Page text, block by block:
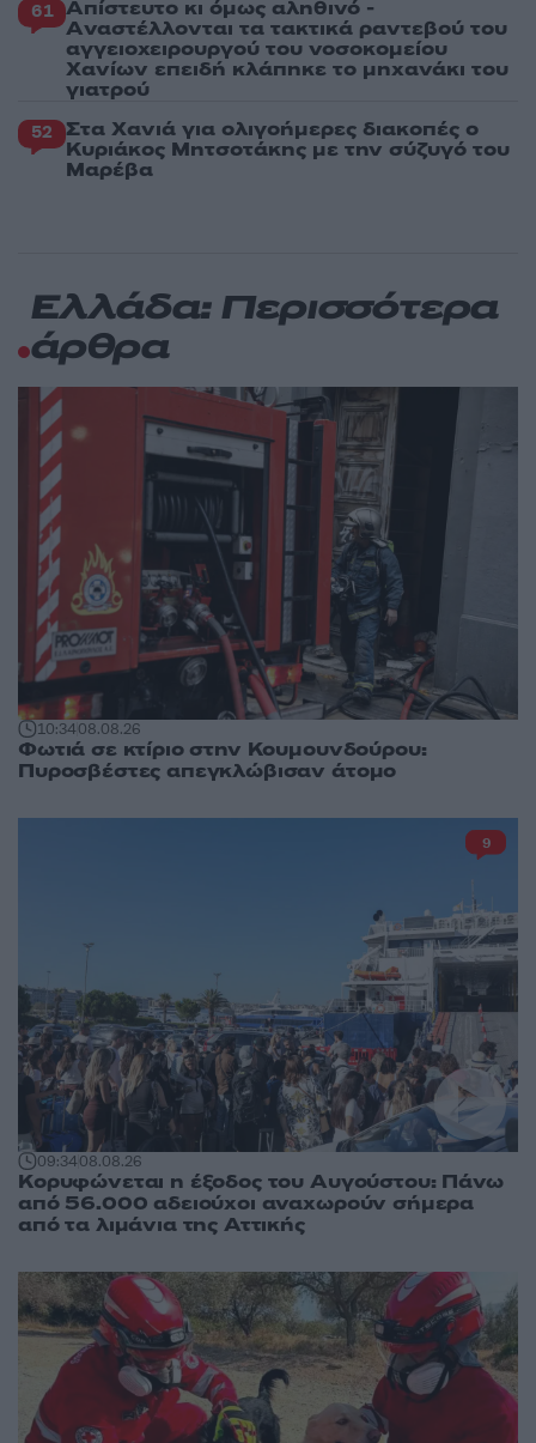
61 Απίστευτο κι όμως αληθινό -
Aναστέλλονται τα τακτικά ραντεβού του
αγγειοχειρουργού του νοσοκομείου
Χανίων επειδή κλάπηκε το μηχανάκι του
γιατρού
52 Στα Χανιά για ολιγοήμερες διακοπές ο
Κυριάκος Μητσοτάκης με την σύζυγό του
Μαρέβα
Ελλάδα: Περισσότερα
άρθρα
10:3408.08.26
Φωτιά σε κτίριο στην Κουμουνδούρου:
Πυροσβέστες απεγκλώβισαν άτομο
09:3408.08.26
Κορυφώνεται η έξοδος του Αυγούστου: Πάνω
από 56.000 αδειούχοι αναχωρούν σήμερα
από τα λιμάνια της Αττικής
9